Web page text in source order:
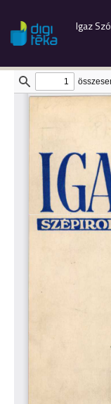
Igaz Szó